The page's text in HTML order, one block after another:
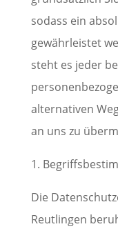
sodass ein
gewährleistet
steht es jeder
alternativen
an uns zu
1.
Die
Reutlingen